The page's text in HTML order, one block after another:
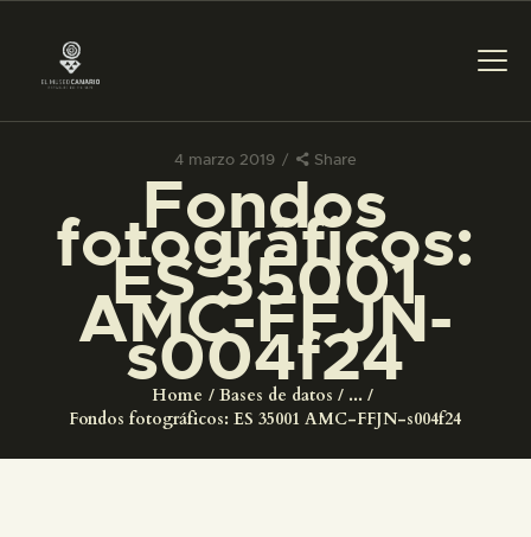
4 marzo 2019 Share
Fondos
fotográficos:
ES 35001
AMC-FFJN-
s004f24
Home Bases de datos
...
Fondos fotográficos: ES 35001 AMC-FFJN-s004f24
PREPARAR LA VISITA
ACTIVIDADES
█
EL MUSEO